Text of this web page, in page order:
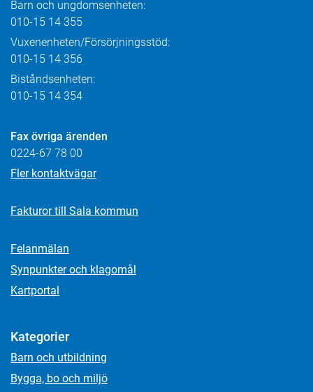
Barn och ungdomsenheten:
010-15 14 355
Vuxenenheten/Försörjningsstöd:
010-15 14 356
Biståndsenheten:
010-15 14 354
Fax övriga ärenden
0224-67 78 00
Fler kontaktvägar
Fakturor till Sala kommun
Felanmälan
Synpunkter och klagomål
Kartportal
Kategorier
Barn och utbildning
Bygga, bo och miljö